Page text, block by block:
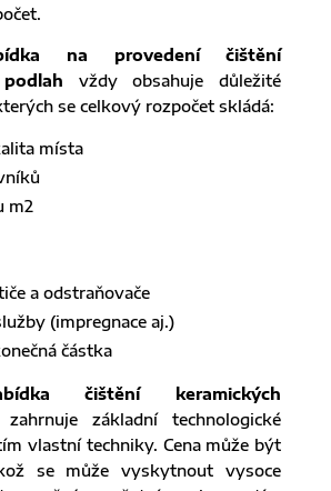
na provedení čištění
vždy obsahuje důležité
se celkový rozpočet skládá:
místa
m2
a odstraňovače
(impregnace aj.)
částka
čištění keramických
základní technologické
vlastní techniky. Cena může být
se může vyskytnout vysoce